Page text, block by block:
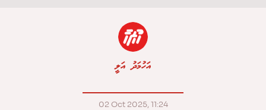
އަހުމަދު އަލީ
02 Oct 2025, 11:24